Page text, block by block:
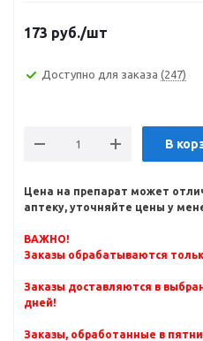
173 руб./шт
Доступно для заказа (247)
В
Цена на препарат может
аптеку, уточняйте цены у
ВАЖНО!
Заказы обрабатываются
Заказы доставляются в
дней!
Заказы, обработанные в